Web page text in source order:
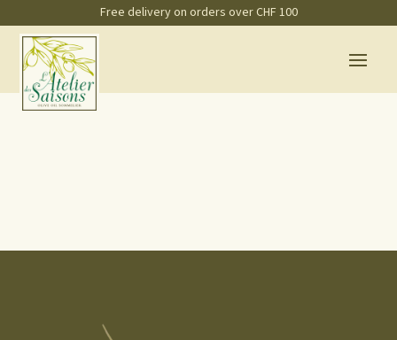
Free delivery on orders over CHF 100